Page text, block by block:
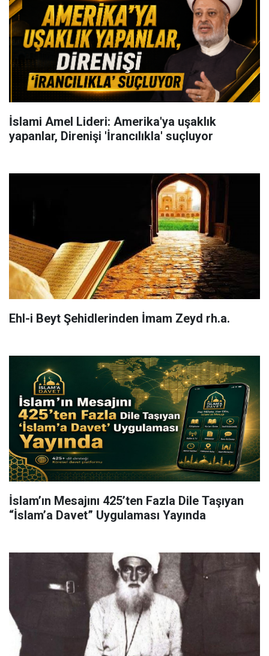
İslami Amel Lideri: Amerika'ya uşaklık
yapanlar, Direnişi 'İrancılıkla' suçluyor
Ehl-i Beyt Şehidlerinden İmam Zeyd rh.a.
İslam’ın Mesajını 425’ten Fazla Dile Taşıyan
“İslam’a Davet” Uygulaması Yayında